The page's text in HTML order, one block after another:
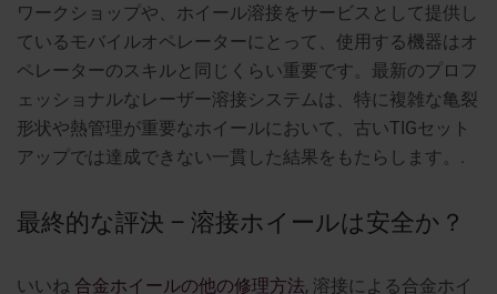
ワークショップや、ホイール溶接をサービスとして提供し
ているモバイルオペレーターにとって、使用する機器はオ
ペレーターのスキルと同じくらい重要です。最新のプロフ
ェッショナルなレーザー溶接システムは、特に複雑な亀裂
形状や熱管理が重要なホイールにおいて、古いTIGセット
アップでは達成できない一貫した結果をもたらします。.
最終的な評決 – 溶接ホイールは安全か？
いいね 合金ホイールの他の修理方法, 溶接による合金ホイ